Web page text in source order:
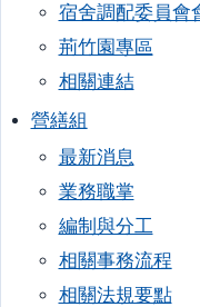
宿舍調配委員會
荊竹園專區
相關連結
營繕組
最新消息
業務職掌
編制與分工
相關事務流程
相關法規要點